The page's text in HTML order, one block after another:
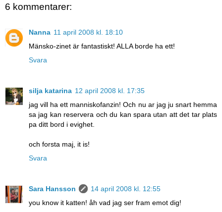
6 kommentarer:
Nanna 11 april 2008 kl. 18:10
Mänsko-zinet är fantastiskt! ALLA borde ha ett!
Svara
silja katarina 12 april 2008 kl. 17:35
jag vill ha ett manniskofanzin! Och nu ar jag ju snart hemma
sa jag kan reservera och du kan spara utan att det tar plats
pa ditt bord i evighet.
och forsta maj, it is!
Svara
Sara Hansson
14 april 2008 kl. 12:55
you know it katten! åh vad jag ser fram emot dig!